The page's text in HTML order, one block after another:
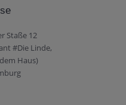
Staße 12
#Die Linde,
Haus)